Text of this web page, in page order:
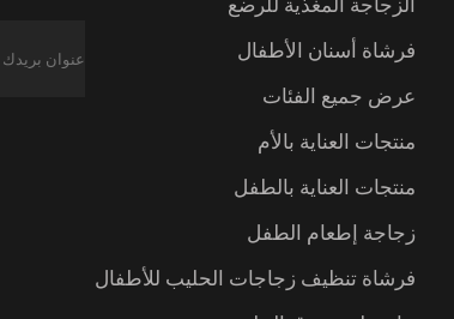
الزجاجة المغذية للرضع
فرشاة أسنان الأطفال
عرض جميع الفئات
منتجات العناية بالأم
منتجات العناية بالطفل
زجاجة إطعام الطفل
فرشاة تنظيف زجاجات الحليب للأطفال